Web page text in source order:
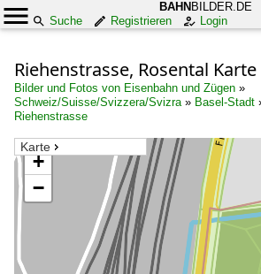
BAHN BILDER.DE
Suche
Registrieren Login
Riehenstrasse, Rosental
Bilder und Fotos von Eisenbahn und Zügen »
Schweiz/Suisse/Svizzera/Svizra» Basel-Stadt
Riehenstrasse
Karte
+
−